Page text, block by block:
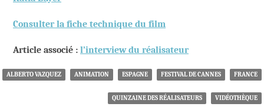
Consulter la fiche technique du film
Article associé : l’interview du réalisateur
ALBERTO VAZQUEZ ANIMATION ESPAGNE FESTIVAL DE CANNES FRANCE
QUINZAINE DES RÉALISATEURS VIDÉOTHÈQUE